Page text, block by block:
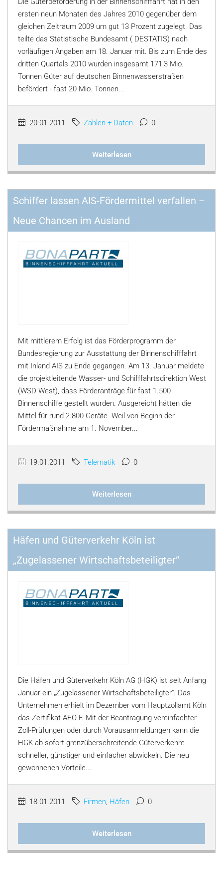
ersten neun Monaten des Jahres 2010 gegenüber dem
gleichen Zeitraum 2009 um gut 13 Prozent zugelegt. Das
teilte das Statistische Bundesamt ( DESTATIS) nach
vorläufigen Angaben am 18. Januar mit. Bis zum Ende des
dritten Quartals 2010 wurden insgesamt 171,3 Mio.
Tonnen Güter auf deutschen Binnenwasserstraßen
befördert - fast 20 Mio. Tonnen...
20.01.2011 Zahlen + Daten 0
Weiterlesen
Schiffer lassen AIS-Fördermittel verfallen –
Neue Chancen im Ausland
Mit mittlerem Erfolg ist das Förderprogramm der
Bundesregierung zur Ausstattung der Binnenschifffahrt
mit Inland AIS zu Ende gegangen. Am 13. Januar meldete
die projektleitende Wasser- und Schifffahrtsdirektion West
(WSD West), dass Förderanträge für fast 1.500
Binnenschiffe gestellt wurden. Ausgereicht hätten die
Mittel für rund 2.800 Geräte. Weil von Beginn der
Fördermaßnahme am 1. November...
19.01.2011 Telematik 0
Weiterlesen
Häfen und Güterverkehr Köln ist
„Zugelassener Wirtschaftsbeteiligter“
Die Häfen und Güterverkehr Köln AG (HGK) ist seit Anfang
Januar ein „Zugelassener Wirtschaftsbeteiligter“. Das
Unternehmen erhielt im Dezember vom Hauptzollamt Köln
das Zertifikat AEO-F. Mit der Beantragung vereinfachter
Zoll-Prüfungen oder durch Vorausanmeldungen kann die
HGK ab sofort grenzüberschreitende Güterverkehre
schneller, günstiger und einfacher abwickeln. Die neu
gewonnenen Vorteile...
18.01.2011 Firmen, Häfen 0
Weiterlesen